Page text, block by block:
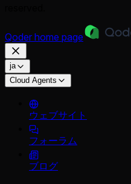
Qoder home page
ja
Cloud Agents
ウェブサイト
フォーラム
ブログ